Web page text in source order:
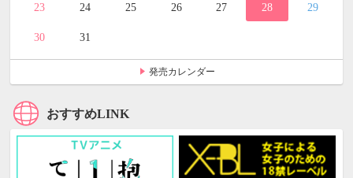
23 24 25 26 27 28 29
30 31
発売カレンダー
おすすめLINK